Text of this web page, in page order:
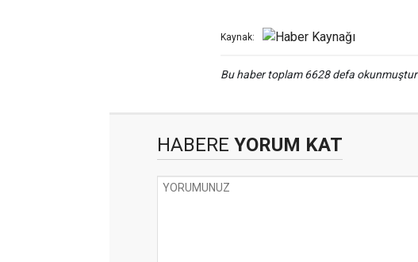
Kaynak:
Bu haber toplam 6628 defa okunmuştur
HABERE YORUM KAT